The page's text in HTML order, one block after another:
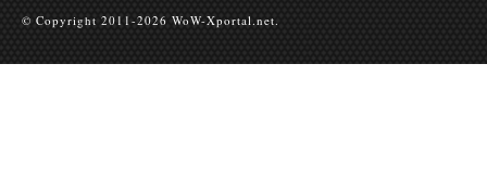
© Copyright 2011-2026 WoW-Xportal.net.